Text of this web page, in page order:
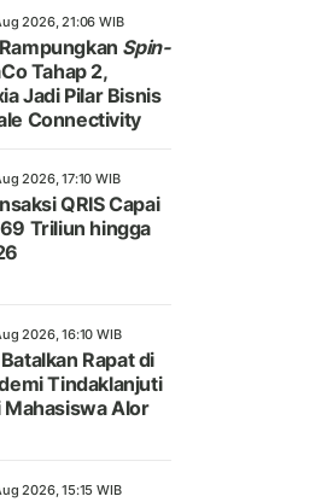
2026, 21:06 WIB
Spin-
Tahap 2,
Jadi Pilar Bisnis
Connectivity
2026, 17:10 WIB
QRIS Capai
Triliun hingga
2026, 16:10 WIB
Rapat di
Tindaklanjuti
Alor
2026, 15:15 WIB